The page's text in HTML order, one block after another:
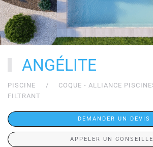
ANGÉLITE
PISCINE COQUE - ALLIANCE
FILTRANT
DEMANDER UN DEVIS
APPELER UN